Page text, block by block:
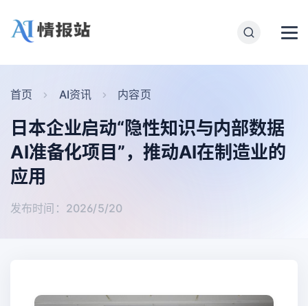
首页 AI资讯 内容页
日本企业启动“隐性知识与内部数据
AI准备化项目”，推动AI在制造业的
应用
发布时间：2026/5/20